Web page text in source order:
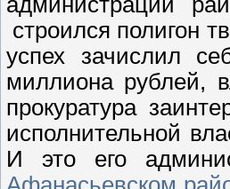
строился полигон
успех зачислил
миллиона рублей,
прокуратура
исполнительной
И это его